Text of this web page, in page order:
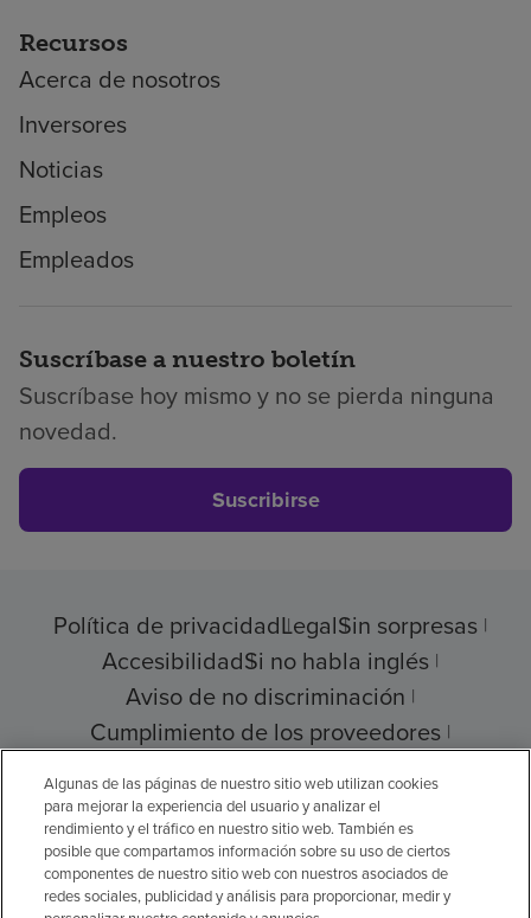
Recursos
Acerca de nosotros
Inversores
Noticias
Empleos
Empleados
Suscríbase a nuestro boletín
Suscríbase hoy mismo y no se pierda ninguna
novedad.
Suscribirse
Política de privacidadLegalSin sorpresas
AccesibilidadSi no habla inglés
Aviso de no discriminación
Cumplimiento de los proveedores
Transparencia de precios
© 2026 Encompass Health Corporation
Algunas de las páginas de nuestro sitio web utilizan cookies
para mejorar la experiencia del usuario y analizar el
rendimiento y el tráfico en nuestro sitio web. También es
posible que compartamos información sobre su uso de ciertos
componentes de nuestro sitio web con nuestros asociados de
redes sociales, publicidad y análisis para proporcionar, medir y